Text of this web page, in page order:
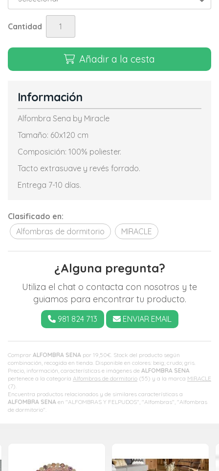
Cantidad
Añadir a la cesta
Comprar ALFOMBRA SENA por 19,50€ . Stock del producto según
combinación, recogida en tienda. Disponible en colores: beig; crudo; gris.
Precio, información, características e imágenes de ALFOMBRA SENA
pertenece a la categoría Alfombras de dormitorio (55) y a la marca MIRACLE
(7).
Encuentra productos relacionados y de similares características a
ALFOMBRA SENA en "ALFOMBRAS Y FELPUDOS", "Alfombras", "Alfombras
de dormitorio".
Información
Alfombra Sena by Miracle
Tamaño: 60x120 cm
Composición: 100% poliester.
Tacto extrasuave y revés forrado.
Entrega 7-10 días.
Clasificado en:
Alfombras de dormitorio
MIRACLE
¿Alguna pregunta?
Utiliza el chat o contacta con nosotros y te
guiamos para encontrar tu producto.
981 824 713 ENVIAR EMAIL